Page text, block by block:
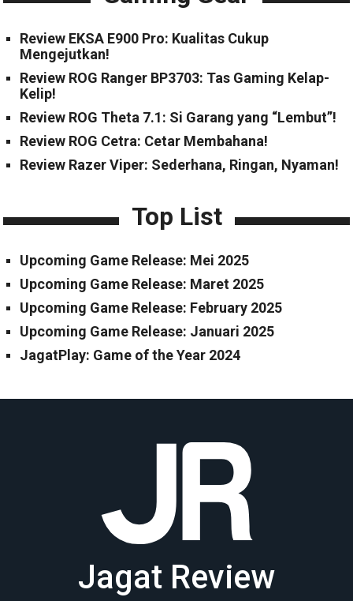
Review EKSA E900 Pro: Kualitas Cukup
Mengejutkan!
Review ROG Ranger BP3703: Tas Gaming Kelap-
Kelip!
Review ROG Theta 7.1: Si Garang yang “Lembut”!
Review ROG Cetra: Cetar Membahana!
Review Razer Viper: Sederhana, Ringan, Nyaman!
Top List
Upcoming Game Release: Mei 2025
Upcoming Game Release: Maret 2025
Upcoming Game Release: February 2025
Upcoming Game Release: Januari 2025
JagatPlay: Game of the Year 2024
Jagat Review